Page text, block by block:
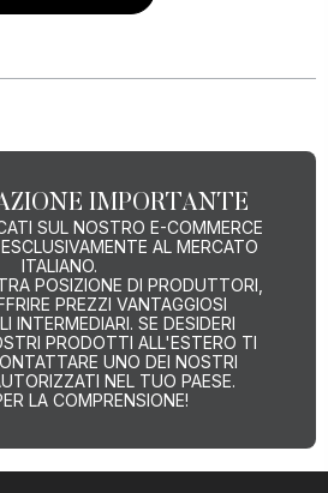
IMPORTANTE
SUL NOSTRO E-COMMERCE
AL MERCATO
ITALIANO.
POSIZIONE DI PRODUTTORI,
PREZZI VANTAGGIOSI
INTERMEDIARI. SE DESIDERI
PRODOTTI ALL'ESTERO TI
UNO DEI NOSTRI
NEL TUO PAESE.
LA COMPRENSIONE!